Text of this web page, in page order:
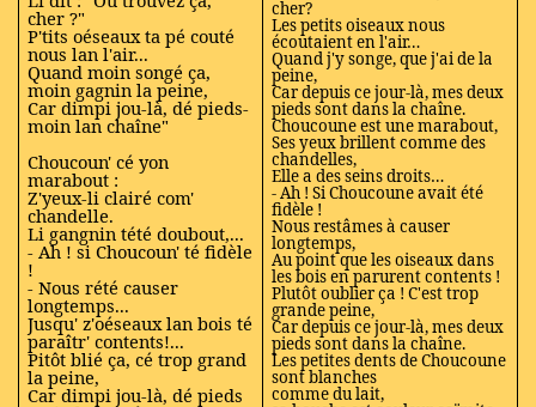
cher ?"
P'tits oéseaux ta pé couté
nous lan l'air...
Quand moin songé ça,
moin gagnin la peine,
Car dimpi jou-là, dé pieds-
moin lan chaîne"
Choucoun' cé yon
marabout :
Z'yeux-li clairé com'
chandelle.
Li gangnin tété doubout,...
- Ah ! si Choucoun' té fidèle
!
- Nous rété causer
longtemps...
Jusqu' z'oéseaux lan bois té
paraîtr' contents!...
Pitôt blié ça, cé trop grand
la peine,
Car dimpi jou-là, dé pieds
cher?
Les petits oiseaux nous
écoutaient en l'air…
Quand j'y songe, que j'ai de la
peine,
Car depuis ce jour-là, mes deux
pieds sont dans la chaîne.
Choucoune est une marabout,
Ses yeux brillent comme des
chandelles,
Elle a des seins droits…
- Ah ! Si Choucoune avait été
fidèle !
Nous restâmes à causer
longtemps,
Au point que les oiseaux dans
les bois en parurent contents !
Plutôt oublier ça ! C'est trop
grande peine,
Car depuis ce jour-là, mes deux
pieds sont dans la chaîne.
Les petites dents de Choucoune
sont blanches
comme du lait,